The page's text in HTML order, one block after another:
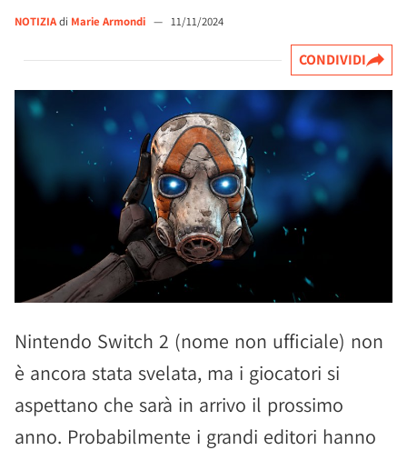
NOTIZIAdi Marie Armondi — 11/11/2024
CONDIVIDI
Nintendo Switch 2 (nome non ufficiale) non
è ancora stata svelata, ma i giocatori si
aspettano che sarà in arrivo il prossimo
anno. Probabilmente i grandi editori hanno